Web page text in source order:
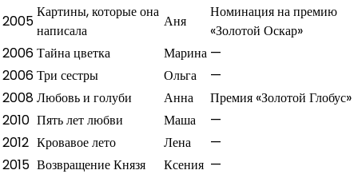
2005
Картины, которые она
написала
Аня
Номинация на премию
«Золотой Оскар»
2006Тайна цветка Марина —
2006Три сестры Ольга
—
2008Любовь и голуби Анна
Премия «Золотой Глобус»
2010 Пять лет любви Маша
—
2012 Кровавое лето Лена
—
2015 Возвращение Князя Ксения —